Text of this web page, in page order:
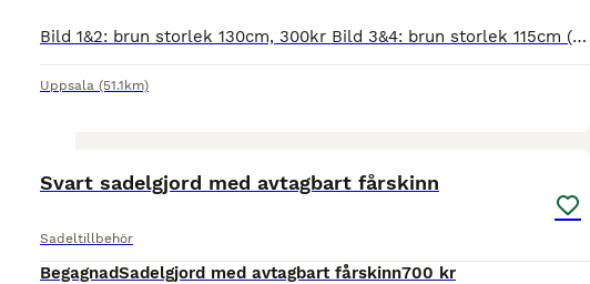
Bild 1&2: brun storlek 130cm, 300kr Bild 3&4: brun storlek 115cm (inte putsad på bilderna) 400kr Skick enligt bilder, finns i Uppsala för upphämtning eller skickas med PostNord mot fraktkostnad🤎
Uppsala (51.1km)
Svart sadelgjord med avtagbart fårskinn
Sadeltillbehör
BegagnadSadelgjord med avtagbart fårskinn700 kr